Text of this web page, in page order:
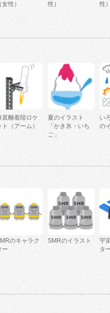
（女性）
性）
性）
直離着陸ロケ
ト（アーム）
夏のイラスト
「かき氷・いち
ご」
い
の
のキャラク
ー
SMRのイラスト
宇
タ